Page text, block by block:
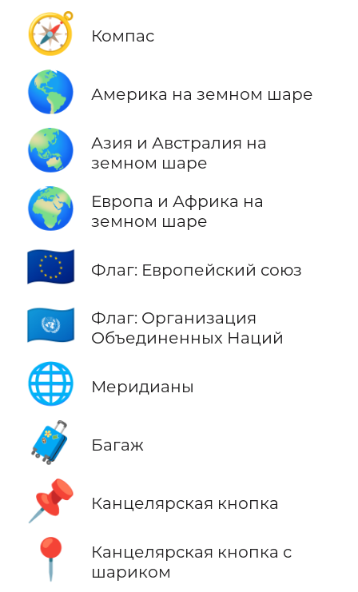
🧭 Компас
🌎 Америка на земном шаре
🌏
Азия и Австралия на
земном шаре
🌍
Европа и Африка на
земном шаре
🇪🇺 Флаг: Европейский союз
🇺🇳
Флаг: Организация
Объединенных Наций
🌐 Меридианы
🧳 Багаж
📌 Канцелярская кнопка
📍
Канцелярская кнопка с
шариком